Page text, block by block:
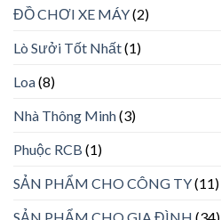
ĐỒ CHƠI XE MÁY(2)
Lò Sưởi Tốt Nhất(1)
Loa(8)
Nhà Thông Minh(3)
Phuộc RCB (1)
SẢN PHẨM CHO CÔNG TY(11)